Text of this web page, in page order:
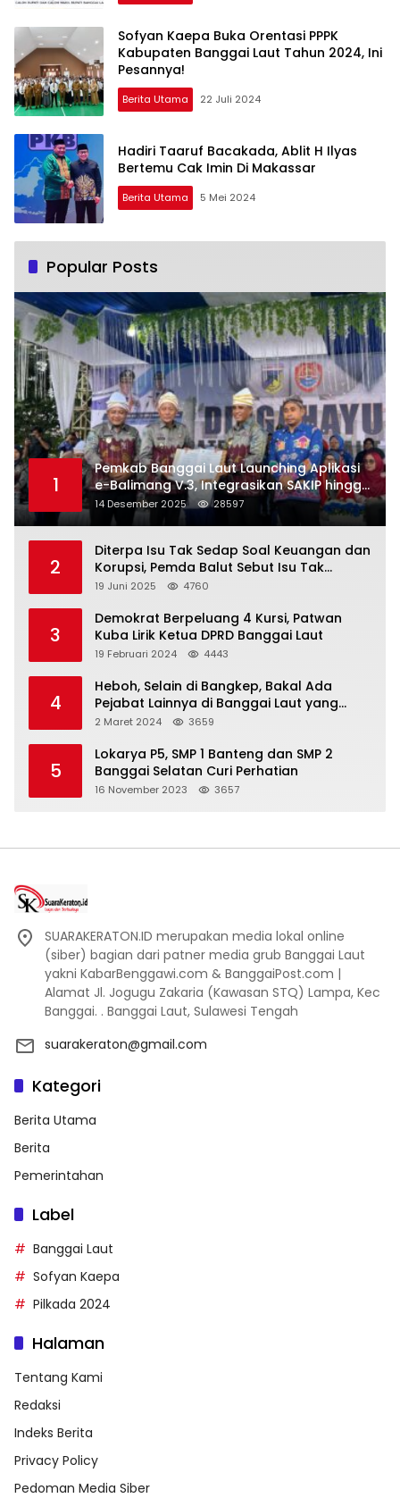
Sofyan Kaepa Buka Orentasi PPPK
Kabupaten Banggai Laut Tahun 2024, Ini
Pesannya!
Berita Utama 22 Juli 2024
Hadiri Taaruf Bacakada, Ablit H Ilyas
Bertemu Cak Imin Di Makassar
Berita Utama 5 Mei 2024
Popular Posts
1
Pemkab Banggai Laut Launching Aplikasi
e-Balimang V.3, Integrasikan SAKIP hingga
Satu Data Layanan Publik
14 Desember 2025 28597
2
Diterpa Isu Tak Sedap Soal Keuangan dan
Korupsi, Pemda Balut Sebut Isu Tak
Berdasar
19 Juni 2025 4760
3
Demokrat Berpeluang 4 Kursi, Patwan
Kuba Lirik Ketua DPRD Banggai Laut
19 Februari 2024 4443
4
Heboh, Selain di Bangkep, Bakal Ada
Pejabat Lainnya di Banggai Laut yang
Bakal di Ciduk, Bagini Kata Kapolres!
2 Maret 2024 3659
5
Lokarya P5, SMP 1 Banteng dan SMP 2
Banggai Selatan Curi Perhatian
16 November 2023 3657
SUARAKERATON.ID merupakan media lokal online
(siber) bagian dari patner media grub Banggai Laut
yakni KabarBenggawi.com & BanggaiPost.com |
Alamat Jl. Jogugu Zakaria (Kawasan STQ) Lampa, Kec
Banggai. . Banggai Laut, Sulawesi Tengah
suarakeraton@gmail.com
Kategori
Berita Utama
Berita
Pemerintahan
Label
Banggai Laut
Sofyan Kaepa
Pilkada 2024
Halaman
Tentang Kami
Redaksi
Indeks Berita
Privacy Policy
Pedoman Media Siber